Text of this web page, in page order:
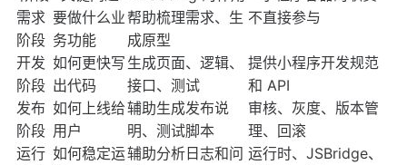
需求
阶段
要做什么业
务功能
帮助梳理需求、生
成原型
不直接参与
开发
阶段
如何更快写
出代码
生成页面、逻辑、
接口、测试
提供小程序开发规范
和 API
发布
阶段
如何上线给
用户
辅助生成发布说
明、测试脚本
审核、灰度、版本管
理、回滚
运行 如何稳定运辅助分析日志和问 运行时、JSBridge、